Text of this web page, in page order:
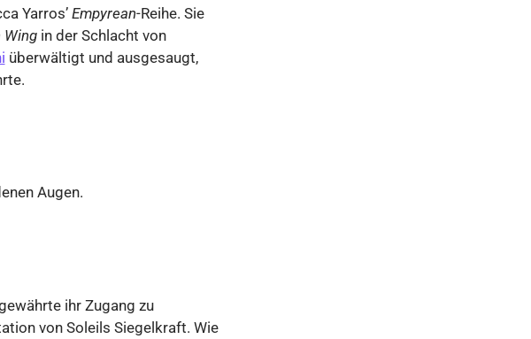
Yarros’ Empyrean-Reihe. Sie
Wingin der Schlacht von
überwältigt und ausgesaugt,
Augen.
ihr Zugang zu
von Soleils Siegelkraft. Wie